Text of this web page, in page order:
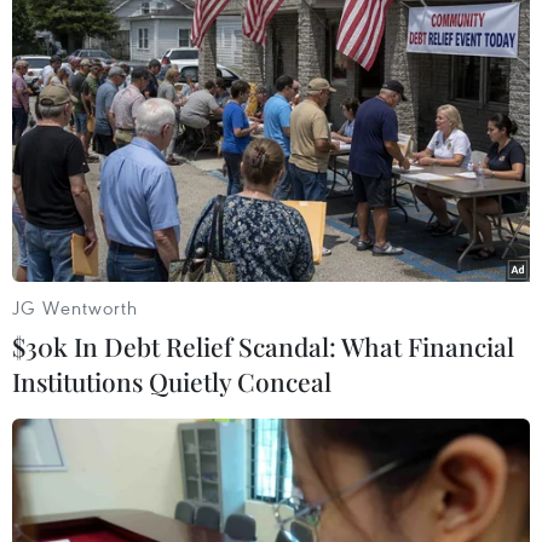
Cứu nạn thành công 30
ngư dân của tàu cá bị cháy
trên vùng biển Khánh Hòa
05/08/2026 03:58
Không được thu thêm tiền
của người bệnh BHYT nếu
không khám theo yêu cầu
05/08/2026 02:26
Bác sỹ vượt biển giữa đêm
cứu thuyền viên người Nga
nghi bị đột quỵ
04/08/2026 13:21
Tháo gỡ "điểm nghẽn" dữ
liệu: Bộ Y tế tăng tốc
chuyển đổi số toàn diện
04/08/2026 08:08
JG Wentworth
$30k In Debt Relief Scandal: What Financial
Institutions Quietly Conceal